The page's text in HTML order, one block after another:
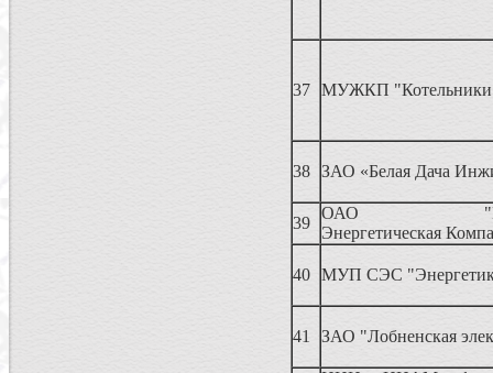
37 МУЖКП
38 ЗАО «Белая Дача
39
ОАО
Энергетическая
40 МУП СЭС
41 ЗАО "Лобненская